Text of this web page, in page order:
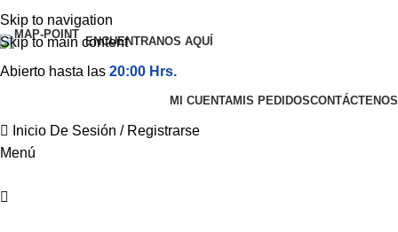
Skip to navigation
Skip to main contentENCUENTRANOS AQUÍ
Abierto hasta las 20:00 Hrs.
MI CUENTAMIS PEDIDOSCONTÁCTENOS
Inicio De Sesión / Registrarse
Menú